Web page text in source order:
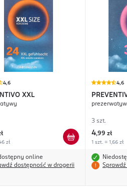
4,6
XXL
zł
online
dostępność w drogerii
4,6
3 szt.
4,99 zł
1 szt. = 1,66 zł